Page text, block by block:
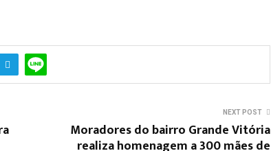
NEXT POST
Moradores do bairro Grande Vitória
realiza homenagem a 300 mães de